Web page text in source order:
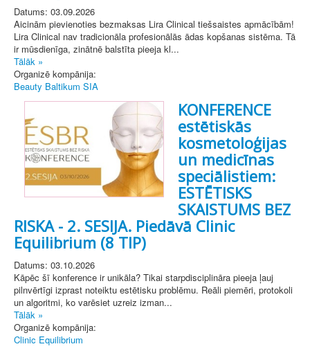
Datums: 03.09.2026
Aicinām pievienoties bezmaksas Lira Clinical tiešsaistes apmācībām!
Lira Clinical nav tradicionāla profesionālās ādas kopšanas sistēma. Tā
ir mūsdienīga, zinātnē balstīta pieeja kl...
Tālāk »
Organizē kompānija:
Beauty Baltikum SIA
KONFERENCE
estētiskās
kosmetoloģijas
un medicīnas
speciālistiem:
ESTĒTISKS
SKAISTUMS BEZ
RISKA - 2. SESIJA. Piedāvā Clinic
Equilibrium (8 TIP)
Datums: 03.10.2026
Kāpēc šī konference ir unikāla? Tikai starpdisciplināra pieeja ļauj
pilnvērtīgi izprast noteiktu estētisku problēmu. Reāli piemēri, protokoli
un algoritmi, ko varēsiet uzreiz izman...
Tālāk »
Organizē kompānija:
Clinic Equilibrium